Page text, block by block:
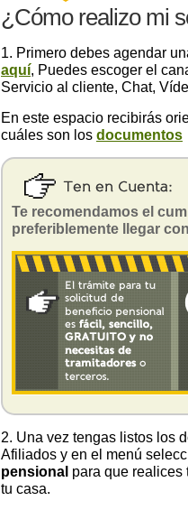
¿Cómo realizo mi
1. Primero debes agendar
aquí, Puedes escoger el
Servicio al cliente, Chat,
En este espacio recibirás
cuáles son los documentos
Te recomendamos el
preferiblemente llegar
2. Una vez tengas listos los
Afiliados y en el menú
pensional para que realices
tu casa.